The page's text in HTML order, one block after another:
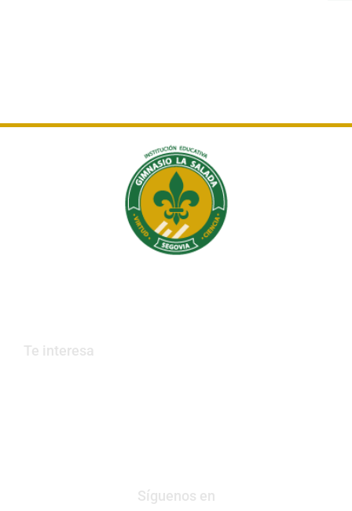
Te interesa
Síguenos en